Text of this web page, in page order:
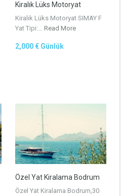
Kiralık Lüks Motoryat
Kiralık Lüks Motoryat SIMAY F
Yat Tipi:… Read More
2,000 € Günlük
Özel Yat Kiralama Bodrum
Özel Yat Kiralama Bodrum,30